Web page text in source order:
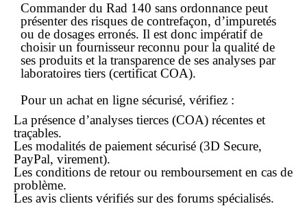
Commander du Rad 140 sans ordonnance peut
présenter des risques de contrefaçon, d’impuretés
ou de dosages erronés. Il est donc impératif de
choisir un fournisseur reconnu pour la qualité de
ses produits et la transparence de ses analyses par
laboratoires tiers (certificat COA).
Pour un achat en ligne sécurisé, vérifiez :
La présence d’analyses tierces (COA) récentes et
traçables.
Les modalités de paiement sécurisé (3D Secure,
PayPal, virement).
Les conditions de retour ou remboursement en cas de
problème.
Les avis clients vérifiés sur des forums spécialisés.